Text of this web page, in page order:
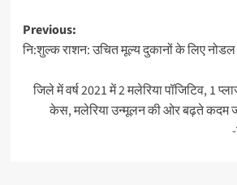
Post
navigation
Previous:
नि:शुल्क राशन: उचित मूल्य दुकानों के लिए नोडल
जिले में वर्ष 2021 में 2 मलेरिया पॉजिटिव, 1
केस, मलेरिया उन्‍मूलन की ओर बढ़ते कदम